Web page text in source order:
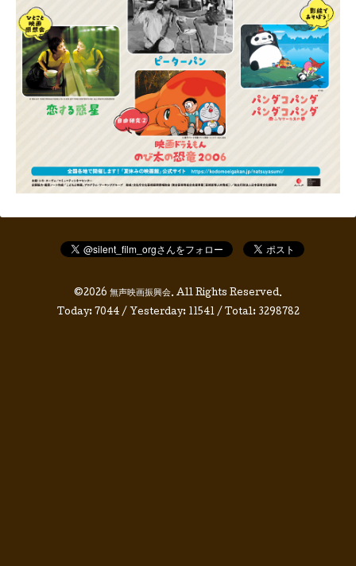
©2026 無声映画振興会. All Rights Reserved.
Today: 7044/ Yesterday: 11541/ Total: 3298782